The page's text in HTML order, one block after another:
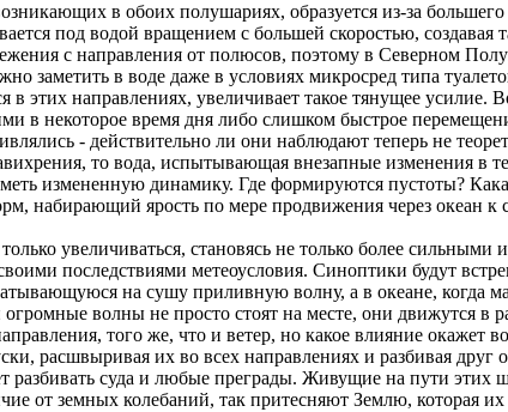
в обоих полушариях, образуется из-за
под водой вращением с большей скоростью,
с направления от полюсов, поэтому в Северном
заметить в воде даже в условиях микросред типа
этих направлениях, увеличивает такое тянущее
в некоторое время дня либо слишком быстрое
- действительно ли они наблюдают теперь не
то вода, испытывающая внезапные изменения в
измененную динамику. Где формируются пустоты?
набирающий ярость по мере продвижения через океан к
увеличиваться, становясь не только более
последствиями метеоусловия. Синоптики будут
на сушу приливную волну, а в океане, когда
волны не просто стоят на месте, они движутся
того же, что и ветер, но какое влияние
расшвыривая их во всех направлениях и разбивая
разбивать суда и любые преграды. Живущие на пути этих
от земных колебаний, так притесняют Землю, которая